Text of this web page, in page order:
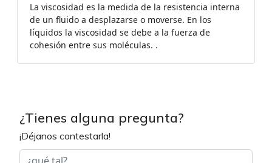
La viscosidad es la medida de la resistencia interna
de un fluido a desplazarse o moverse. En los
líquidos la viscosidad se debe a la fuerza de
cohesión entre sus moléculas. .
¿Tienes alguna pregunta?
¡Déjanos contestarla!